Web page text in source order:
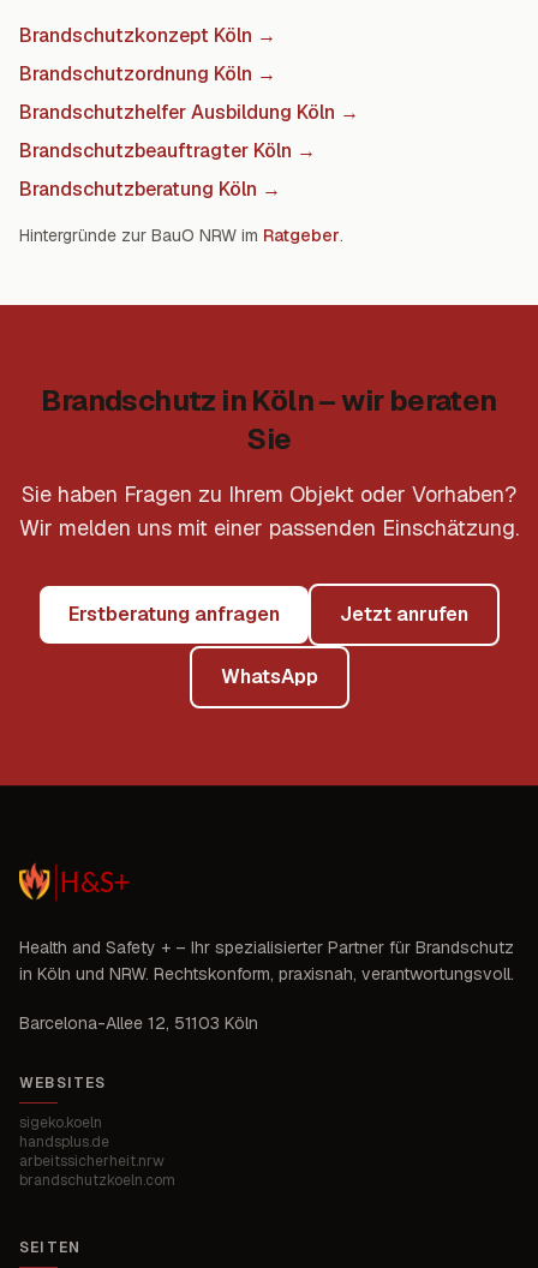
Brandschutzkonzept Köln →
Brandschutzordnung Köln →
Brandschutzhelfer Ausbildung Köln →
Brandschutzbeauftragter Köln →
Brandschutzberatung Köln →
Hintergründe zur BauO NRW im Ratgeber.
Brandschutz in Köln – wir beraten
Sie
Sie haben Fragen zu Ihrem Objekt oder Vorhaben?
Wir melden uns mit einer passenden Einschätzung.
Erstberatung anfragen Jetzt anrufen
WhatsApp
Health and Safety + – Ihr spezialisierter Partner für Brandschutz
in Köln und NRW. Rechtskonform, praxisnah, verantwortungsvoll.
Barcelona-Allee 12, 51103 Köln
WEBSITES
sigeko.koeln
handsplus.de
arbeitssicherheit.nrw
brandschutzkoeln.com
SEITEN